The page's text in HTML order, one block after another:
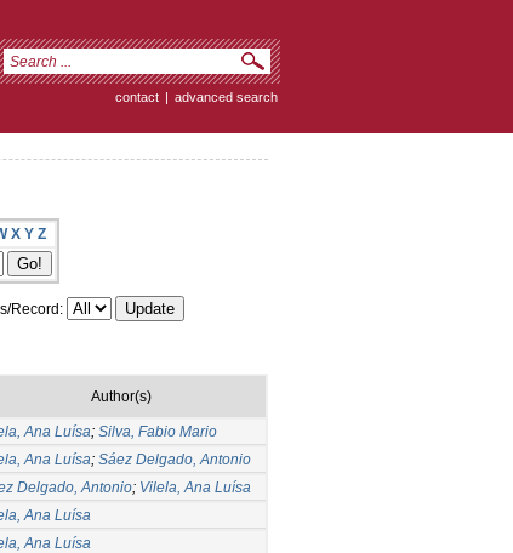
contact | advanced search
X Y Z
Record:
Author(s)
Ana Luísa; Silva, Fabio Mario
Ana Luísa; Sáez Delgado, Antonio
Delgado, Antonio; Vilela, Ana Luísa
Ana Luísa
Ana Luísa